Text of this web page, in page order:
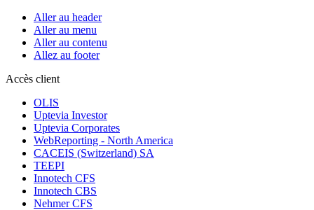
Aller au header
Aller au menu
Aller au contenu
Allez au footer
Accès client
OLIS
Uptevia Investor
Uptevia Corporates
WebReporting - North America
CACEIS (Switzerland) SA
TEEPI
Innotech CFS
Innotech CBS
Nehmer CFS